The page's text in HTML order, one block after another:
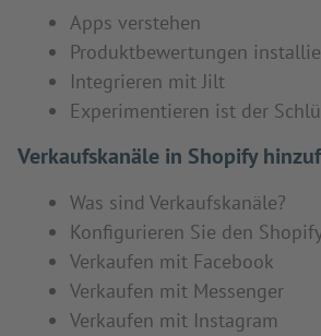
Apps verstehen
Produktbewertungen
Integrieren mit Jilt
Experimentieren ist der
Verkaufskanäle in Shopify
Was sind Verkaufskanäle?
Konfigurieren Sie den
Verkaufen mit Facebook
Verkaufen mit Messenger
Verkaufen mit Instagram